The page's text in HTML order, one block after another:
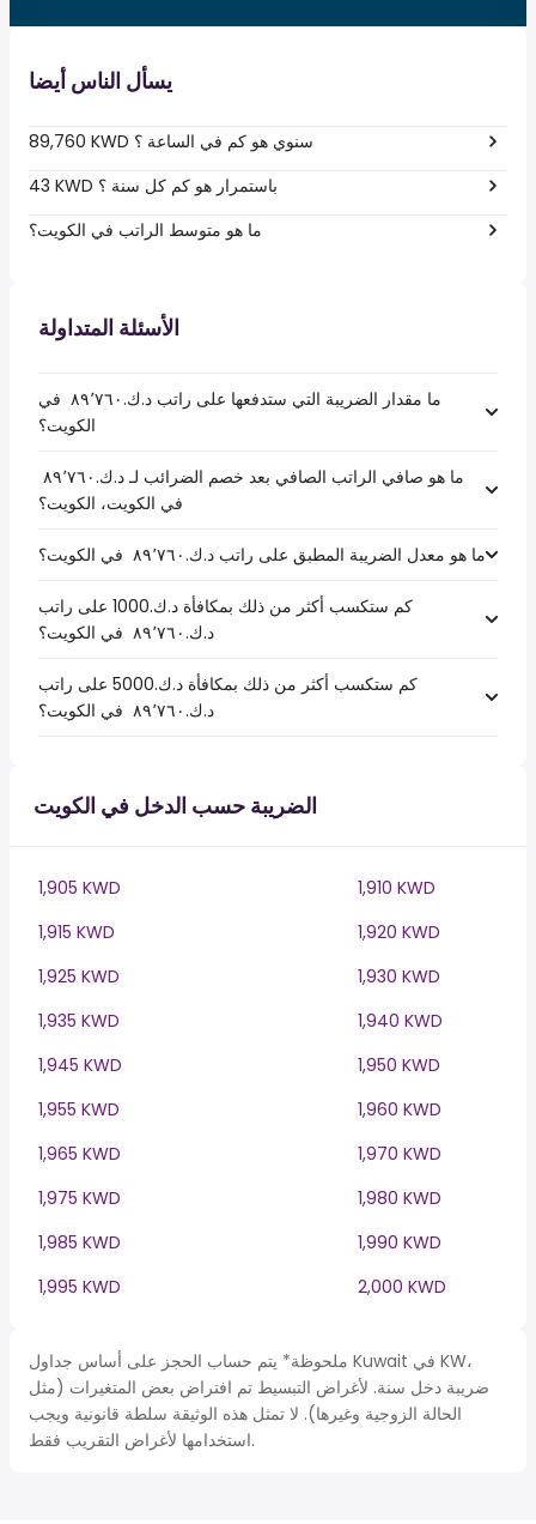
يسأل الناس أيضا
89,760 KWD سنوي هو كم في الساعة ؟
43 KWD باستمرار هو كم كل سنة ؟
ما هو متوسط الراتب في الكويت؟
الأسئلة المتداولة
ما مقدار الضريبة التي ستدفعها على راتب د.ك.‏٨٩٬٧٦٠ ‏ في
الكويت؟
في الكويت، الكويت؟
ما هو معدل الضريبة المطبق على راتب د.ك.‏٨٩٬٧٦٠ ‏ في الكويت؟
كم ستكسب أكثر من ذلك بمكافأة د.ك.1000 على راتب
د.ك.‏٨٩٬٧٦٠ ‏ في الكويت؟
كم ستكسب أكثر من ذلك بمكافأة د.ك.5000 على راتب
د.ك.‏٨٩٬٧٦٠ ‏ في الكويت؟
الضريبة حسب الدخل في الكويت
1,905 KWD
1,910 KWD
1,915 KWD
1,920 KWD
1,925 KWD
1,930 KWD
1,935 KWD
1,940 KWD
1,945 KWD
1,950 KWD
1,955 KWD
1,960 KWD
1,965 KWD
1,970 KWD
1,975 KWD
1,980 KWD
1,985 KWD
1,990 KWD
1,995 KWD
2,000 KWD
ملحوظة* يتم حساب الحجز على أساس جداول Kuwait في KW،
ضريبة دخل سنة. لأغراض التبسيط تم افتراض بعض المتغيرات (مثل
الحالة الزوجية وغيرها). لا تمثل هذه الوثيقة سلطة قانونية ويجب
استخدامها لأغراض التقريب فقط.